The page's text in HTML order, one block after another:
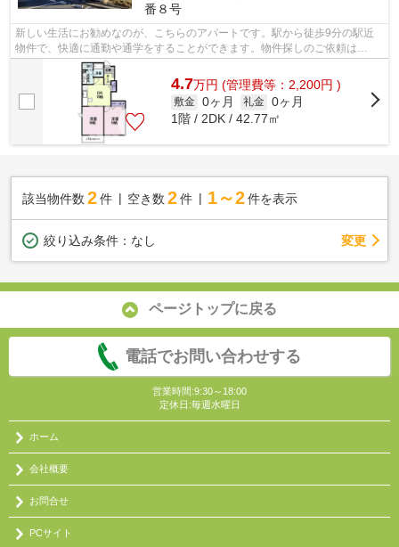
番８号
新しい生活にお勧めなのが、こちらのアパートです。駅から徒歩9分の駅近
物件で、快適に通勤や通学をすることができます。物件探しのご依頼は
0237-86-6396またはinfo@sumai-room.comか...
4.7万円 (管理費等：2,200円 )
敷金 0ヶ月 礼金 0ヶ月
1階 / 2DK / 42.77㎡
該当物件数 2件 空き数 2 件 1～2 件を表示
絞り込み条件： なし 変更
ページトップに戻る
電話でお問い合わせする
営業時間:9:30～18:00
定休日:毎週水曜日
ホーム
会社概要
お問合せ
PCサイト